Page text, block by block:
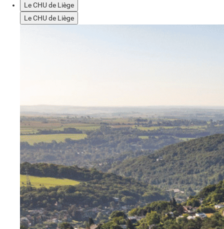
Le CHU de Liège
Le CHU de Liège